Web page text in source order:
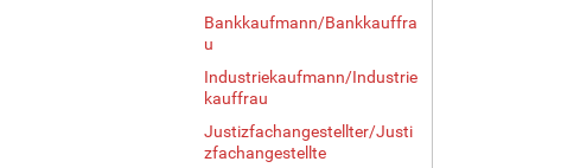
Bankkaufmann/Bankkauffra
u
Industriekaufmann/Industrie
kauffrau
Justizfachangestellter/Justi
zfachangestellte